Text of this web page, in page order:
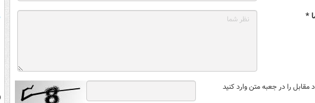
*
مقابل را در جعبه متن وارد کنید